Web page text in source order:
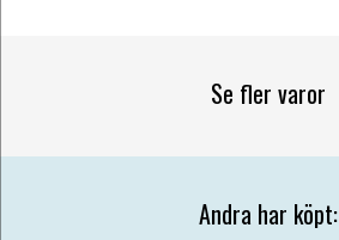
Se fler varor
Andra har köpt: